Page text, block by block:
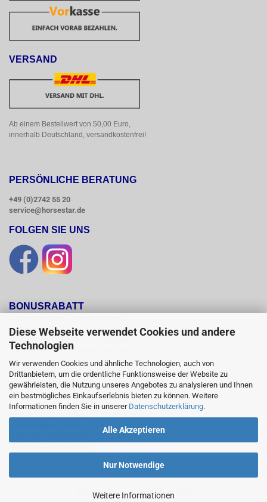
Diese Webseite verwendet Cookies und andere
Technologien
Wir verwenden Cookies und ähnliche Technologien, auch von
Drittanbietern, um die ordentliche Funktionsweise der Website zu
gewährleisten, die Nutzung unseres Angebotes zu analysieren und Ihnen
ein bestmögliches Einkaufserlebnis bieten zu können. Weitere
Informationen finden Sie in unserer Datenschutzerklärung.
Alle Akzeptieren
Nur Notwendige
Weitere Informationen
VERSAND
Ab einem Bestellwert von 50,00 Euro,
innerhalb Deutschland, versandkostenfrei!
PERSÖNLICHE BERATUNG
+49 (0)2742 55 20
service@horsestar.de
FOLGEN SIE UNS
BONUSRABATT
Bonusrabatt.
Ab einem Bestellwert von 250,00 Euro
erhalten Sie 10 %, ab einem Bestellwert
von 500,00 Euro erhalten Sie 12% und ab
einem  Bestellwert von 1500,00 Euro
15 % Bonusrabatt auf reguläre Ware.
Reduzierte Artikel und Sättel sind vom
Bonusrabattsystem ausgeschlossen.
erreicht haben, erhalten Sie für alle weiteren
Shopsystemby Gambio.de © 2026